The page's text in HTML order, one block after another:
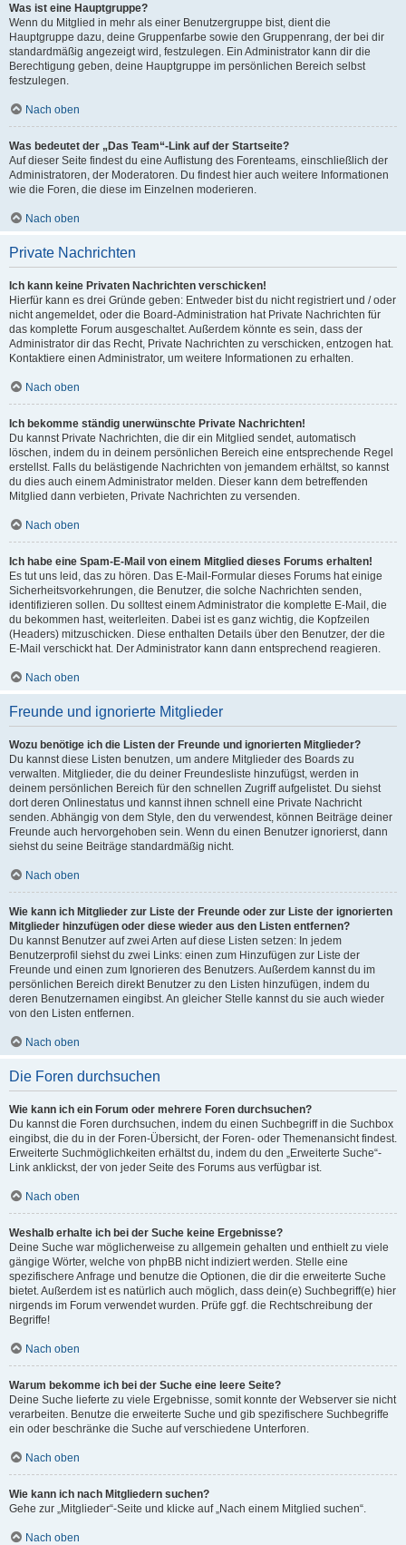
Was ist eine Hauptgruppe?
Wenn du Mitglied in mehr als einer Benutzergruppe bist, dient die
Hauptgruppe dazu, deine Gruppenfarbe sowie den Gruppenrang, der bei dir
standardmäßig angezeigt wird, festzulegen. Ein Administrator kann dir die
Berechtigung geben, deine Hauptgruppe im persönlichen Bereich selbst
festzulegen.
Nach oben
Was bedeutet der „Das Team“-Link auf der Startseite?
Auf dieser Seite findest du eine Auflistung des Forenteams, einschließlich der
Administratoren, der Moderatoren. Du findest hier auch weitere Informationen
wie die Foren, die diese im Einzelnen moderieren.
Nach oben
Private Nachrichten
Ich kann keine Privaten Nachrichten verschicken!
Hierfür kann es drei Gründe geben: Entweder bist du nicht registriert und / oder
nicht angemeldet, oder die Board-Administration hat Private Nachrichten für
das komplette Forum ausgeschaltet. Außerdem könnte es sein, dass der
Administrator dir das Recht, Private Nachrichten zu verschicken, entzogen hat.
Kontaktiere einen Administrator, um weitere Informationen zu erhalten.
Nach oben
Ich bekomme ständig unerwünschte Private Nachrichten!
Du kannst Private Nachrichten, die dir ein Mitglied sendet, automatisch
löschen, indem du in deinem persönlichen Bereich eine entsprechende Regel
erstellst. Falls du belästigende Nachrichten von jemandem erhältst, so kannst
du dies auch einem Administrator melden. Dieser kann dem betreffenden
Mitglied dann verbieten, Private Nachrichten zu versenden.
Nach oben
Ich habe eine Spam-E-Mail von einem Mitglied dieses Forums erhalten!
Es tut uns leid, das zu hören. Das E-Mail-Formular dieses Forums hat einige
Sicherheitsvorkehrungen, die Benutzer, die solche Nachrichten senden,
identifizieren sollen. Du solltest einem Administrator die komplette E-Mail, die
du bekommen hast, weiterleiten. Dabei ist es ganz wichtig, die Kopfzeilen
(Headers) mitzuschicken. Diese enthalten Details über den Benutzer, der die
E-Mail verschickt hat. Der Administrator kann dann entsprechend reagieren.
Nach oben
Freunde und ignorierte Mitglieder
Wozu benötige ich die Listen der Freunde und ignorierten Mitglieder?
Du kannst diese Listen benutzen, um andere Mitglieder des Boards zu
verwalten. Mitglieder, die du deiner Freundesliste hinzufügst, werden in
deinem persönlichen Bereich für den schnellen Zugriff aufgelistet. Du siehst
dort deren Onlinestatus und kannst ihnen schnell eine Private Nachricht
senden. Abhängig von dem Style, den du verwendest, können Beiträge deiner
Freunde auch hervorgehoben sein. Wenn du einen Benutzer ignorierst, dann
siehst du seine Beiträge standardmäßig nicht.
Nach oben
Wie kann ich Mitglieder zur Liste der Freunde oder zur Liste der ignorierten
Mitglieder hinzufügen oder diese wieder aus den Listen entfernen?
Du kannst Benutzer auf zwei Arten auf diese Listen setzen: In jedem
Benutzerprofil siehst du zwei Links: einen zum Hinzufügen zur Liste der
Freunde und einen zum Ignorieren des Benutzers. Außerdem kannst du im
persönlichen Bereich direkt Benutzer zu den Listen hinzufügen, indem du
deren Benutzernamen eingibst. An gleicher Stelle kannst du sie auch wieder
von den Listen entfernen.
Nach oben
Die Foren durchsuchen
Wie kann ich ein Forum oder mehrere Foren durchsuchen?
Du kannst die Foren durchsuchen, indem du einen Suchbegriff in die Suchbox
eingibst, die du in der Foren-Übersicht, der Foren- oder Themenansicht findest.
Erweiterte Suchmöglichkeiten erhältst du, indem du den „Erweiterte Suche“-
Link anklickst, der von jeder Seite des Forums aus verfügbar ist.
Nach oben
Weshalb erhalte ich bei der Suche keine Ergebnisse?
Deine Suche war möglicherweise zu allgemein gehalten und enthielt zu viele
gängige Wörter, welche von phpBB nicht indiziert werden. Stelle eine
spezifischere Anfrage und benutze die Optionen, die dir die erweiterte Suche
bietet. Außerdem ist es natürlich auch möglich, dass dein(e) Suchbegriff(e) hier
nirgends im Forum verwendet wurden. Prüfe ggf. die Rechtschreibung der
Begriffe!
Nach oben
Warum bekomme ich bei der Suche eine leere Seite?
Deine Suche lieferte zu viele Ergebnisse, somit konnte der Webserver sie nicht
verarbeiten. Benutze die erweiterte Suche und gib spezifischere Suchbegriffe
ein oder beschränke die Suche auf verschiedene Unterforen.
Nach oben
Wie kann ich nach Mitgliedern suchen?
Gehe zur „Mitglieder“-Seite und klicke auf „Nach einem Mitglied suchen“.
Nach oben